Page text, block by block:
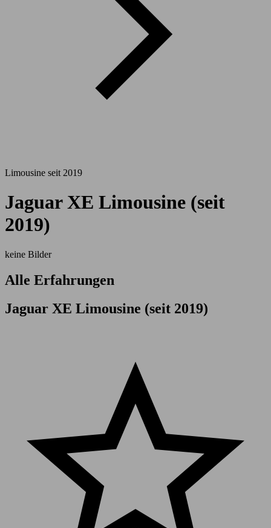
Limousine seit 2019
Jaguar XE Limousine (seit
2019)
keine Bilder
Alle Erfahrungen
Jaguar XE Limousine (seit 2019)